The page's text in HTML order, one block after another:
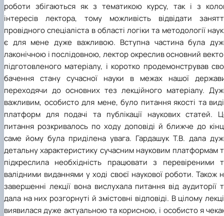
роботи збігаються як з тематикою курсу, так і з
інтересів лектора, тому можливість відвідати
провідного спеціаліста в області логіки та методології
є для мене дуже важливою. Вступна частина була
лаконічною і послідовною, лектор окреслив основний
підготовленого матеріалу, і коротко продемонстрував
бачення стану сучасної науки в межах нашої
переходячи до основних тез лекційного матеріалу.
важливим, особисто для мене, було питання якості та
платформ для подачі та публікації наукових статей.
питання розкривалось по ходу доповіді й ближче до
саме йому була приділена увага. Гардашук Т.В. дала
детальну характеристику сучасним науковим платформам
підкреслила необхідність працювати з перевіреними
валідними виданнями у ході своєї наукової роботи. Також
завершенні лекції вона вислухала питання від аудиторії
дала на них розгорнуті й змістовні відповіді. В цілому
виявилася дуже актуальною та корисною, і особисто я